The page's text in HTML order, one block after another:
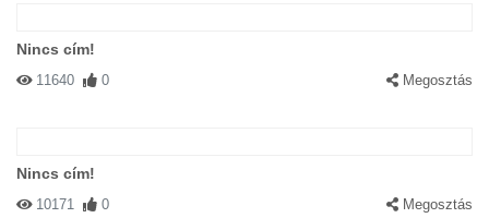
Nincs cím!
11640 0 Megosztás
Nincs cím!
10171 0 Megosztás